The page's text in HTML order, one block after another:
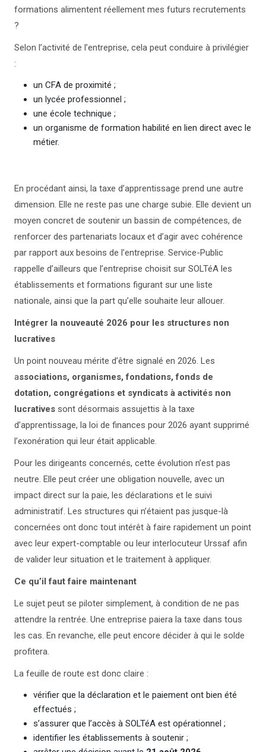
formations alimentent réellement mes futurs recrutements
?
Selon l’activité de l’entreprise, cela peut conduire à privilégier
:
un CFA de proximité ;
un lycée professionnel ;
une école technique ;
un organisme de formation habilité en lien direct avec le
métier.
En procédant ainsi, la taxe d’apprentissage prend une autre
dimension. Elle ne reste pas une charge subie. Elle devient un
moyen concret de soutenir un bassin de compétences, de
renforcer des partenariats locaux et d’agir avec cohérence
par rapport aux besoins de l’entreprise. Service-Public
rappelle d’ailleurs que l’entreprise choisit sur SOLTéA les
établissements et formations figurant sur une liste
nationale, ainsi que la part qu’elle souhaite leur allouer.
Intégrer la nouveauté 2026 pour les structures non
lucratives
Un point nouveau mérite d’être signalé en 2026. Les
associations, organismes, fondations, fonds de
dotation, congrégations et syndicats à activités non
lucratives sont désormais assujettis à la taxe
d’apprentissage, la loi de finances pour 2026 ayant supprimé
l’exonération qui leur était applicable.
Pour les dirigeants concernés, cette évolution n’est pas
neutre. Elle peut créer une obligation nouvelle, avec un
impact direct sur la paie, les déclarations et le suivi
administratif. Les structures qui n’étaient pas jusque-là
concernées ont donc tout intérêt à faire rapidement un point
avec leur expert-comptable ou leur interlocuteur Urssaf afin
de valider leur situation et le traitement à appliquer.
Ce qu’il faut faire maintenant
Le sujet peut se piloter simplement, à condition de ne pas
attendre la rentrée. Une entreprise paiera la taxe dans tous
les cas. En revanche, elle peut encore décider à qui le solde
profitera.
La feuille de route est donc claire :
vérifier que la déclaration et le paiement ont bien été
effectués ;
s’assurer que l’accès à SOLTéA est opérationnel ;
identifier les établissements à soutenir ;